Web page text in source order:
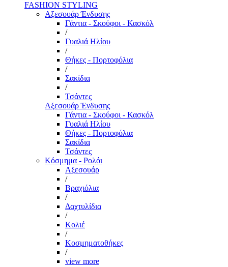
FASHION STYLING
Αξεσουάρ Ένδυσης
Γάντια - Σκούφοι - Κασκόλ
/
Γυαλιά Ηλίου
/
Θήκες - Πορτοφόλια
/
Σακίδια
/
Τσάντες
Αξεσουάρ Ένδυσης
Γάντια - Σκούφοι - Κασκόλ
Γυαλιά Ηλίου
Θήκες - Πορτοφόλια
Σακίδια
Τσάντες
Κόσμημα - Ρολόι
Αξεσουάρ
/
Βραχιόλια
/
Δαχτυλίδια
/
Κολιέ
/
Κοσμηματοθήκες
/
view more